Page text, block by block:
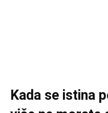
Kada se istina